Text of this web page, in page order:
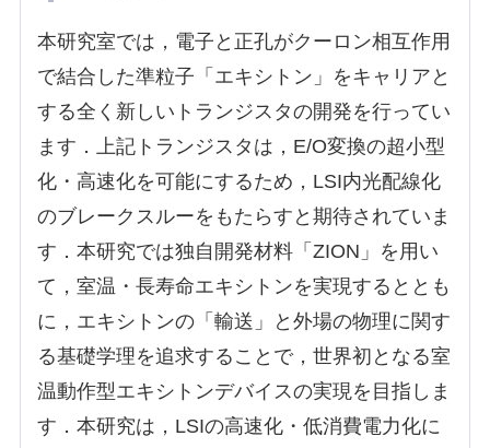
本研究室では，電子と正孔がクーロン相互作用
で結合した準粒子「エキシトン」をキャリアと
する全く新しいトランジスタの開発を行ってい
ます．上記トランジスタは，E/O変換の超小型
化・高速化を可能にするため，LSI内光配線化
のブレークスルーをもたらすと期待されていま
す．本研究では独自開発材料「ZION」を用い
て，室温・長寿命エキシトンを実現するととも
に，エキシトンの「輸送」と外場の物理に関す
る基礎学理を追求することで，世界初となる室
温動作型エキシトンデバイスの実現を目指しま
す．本研究は，LSIの高速化・低消費電力化に